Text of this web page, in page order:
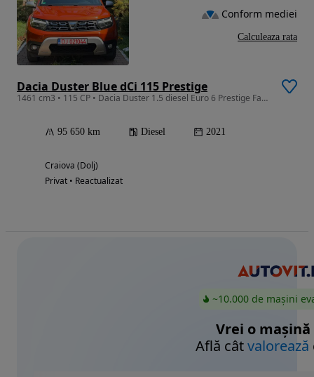
Dacia Duster Blue dCi 115 Prestige
1461 cm3 • 115 CP • Dacia Duster 1.5 diesel Euro 6 Prestige Facelift
95 650 km Diesel 2021
Craiova (Dolj)
Privat • Reactualizat
Conform mediei
Calculeaza rata
~10.000 de mașini
Vrei o mașină
Află câtvalorează